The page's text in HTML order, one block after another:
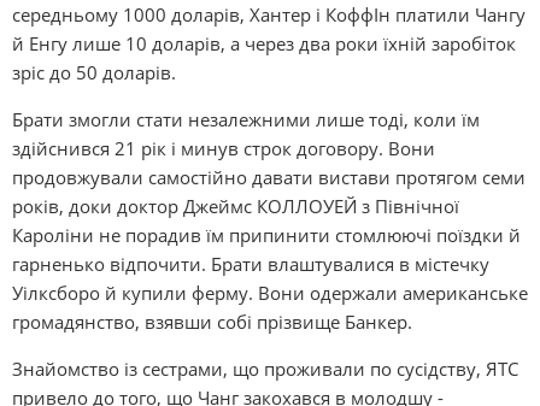
середньому 1000 доларів, Хантер і КоффІн платили Чангу
й Енгу лише 10 доларів, а через два роки їхній заробіток
зріс до 50 доларів.
Брати змогли стати незалежними лише тоді, коли їм
здійснився 21 рік і минув строк договору. Вони
продовжували самостійно давати вистави протягом семи
років, доки доктор Джеймс КОЛЛОУЕЙ з Північної
Кароліни не порадив їм припинити стомлюючі поїздки й
гарненько відпочити. Брати влаштувалися в містечку
Уілксборо й купили ферму. Вони одержали американське
громадянство, взявши собі прізвище Банкер.
Знайомство із сестрами, що проживали по сусідству, ЯТС
привело до того, що Чанг закохався в молодшу -